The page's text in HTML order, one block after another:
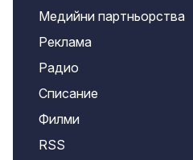
Медийни партньорства
Реклама
Радио
Списание
Филми
RSS